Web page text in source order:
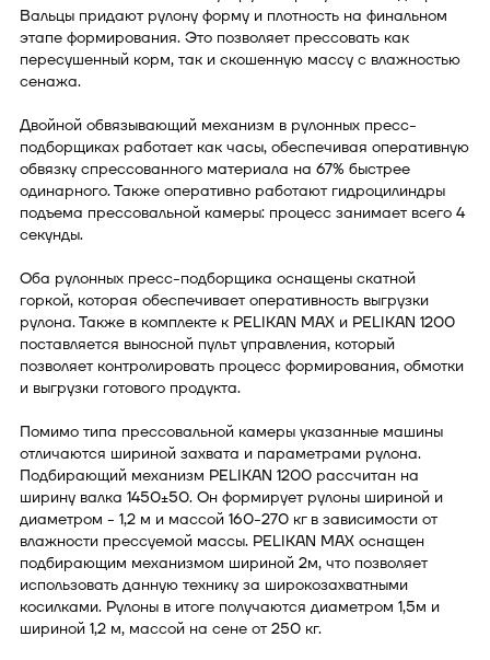
Вальцы придают рулону форму и плотность на финальном
этапе формирования. Это позволяет прессовать как
пересушенный корм, так и скошенную массу с влажностью
сенажа.
Двойной обвязывающий механизм в рулонных пресс-
подборщиках работает как часы, обеспечивая оперативную
обвязку спрессованного материала на 67% быстрее
одинарного. Также оперативно работают гидроцилиндры
подъема прессовальной камеры: процесс занимает всего 4
секунды.
Оба рулонных пресс-подборщика оснащены скатной
горкой, которая обеспечивает оперативность выгрузки
рулона. Также в комплекте к PELIKAN MAX и PELIKAN 1200
поставляется выносной пульт управления, который
позволяет контролировать процесс формирования, обмотки
и выгрузки готового продукта.
Помимо типа прессовальной камеры указанные машины
отличаются шириной захвата и параметрами рулона.
Подбирающий механизм PELIKAN 1200 рассчитан на
ширину валка 1450±50. Он формирует рулоны шириной и
диаметром - 1,2 м и массой 160-270 кг в зависимости от
влажности прессуемой массы. PELIKAN MAX оснащен
подбирающим механизмом шириной 2м, что позволяет
использовать данную технику за широкозахватными
косилками. Рулоны в итоге получаются диаметром 1,5м и
шириной 1,2 м, массой на сене от 250 кг.